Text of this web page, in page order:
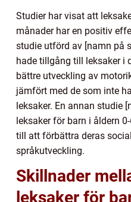
Studier har visat att
månader har en positiv
studie utförd av [namn på
hade tillgång till leksaker i
bättre utveckling av
jämfört med de som inte
leksaker. En annan studie
leksaker för barn i åldern
till att förbättra deras
språkutveckling.
Skillnader
leksaker för